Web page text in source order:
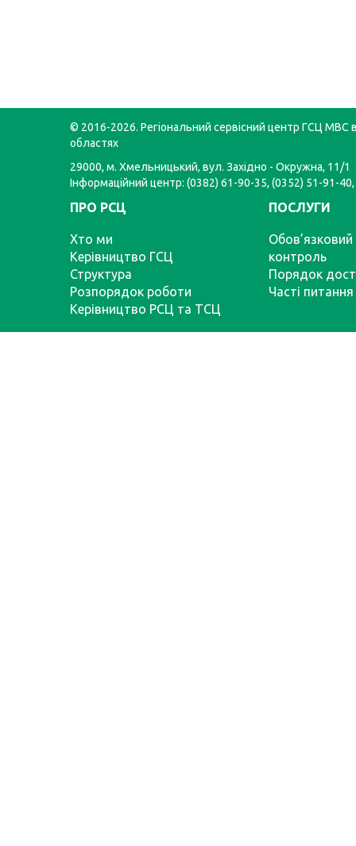
© 2016-2026. Регіональний сервісний центр ГСЦ МВС
областях
29000, м. Хмельницький, вул. Західно - Окружна, 11/1
Інформаційний центр: (0382) 61-90-35, (0352) 51-91-
ПРО РСЦ
Хто ми
Керівництво ГСЦ
Структура
Розпорядок роботи
Керівництво РСЦ та ТСЦ
ПОСЛУГИ
Обов’язковий
контроль
Порядок
Часті питання